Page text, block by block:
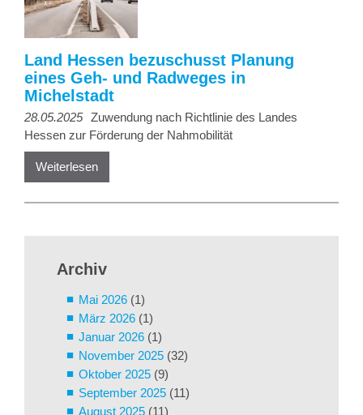
Land Hessen bezuschusst Planung
eines Geh- und Radweges in
Michelstadt
28.05.2025 Zuwendung nach Richtlinie des Landes
Hessen zur Förderung der Nahmobilität
Weiterlesen
Archiv
Mai 2026 (1)
März 2026 (1)
Januar 2026 (1)
November 2025 (32)
Oktober 2025 (9)
September 2025 (11)
August 2025 (11)